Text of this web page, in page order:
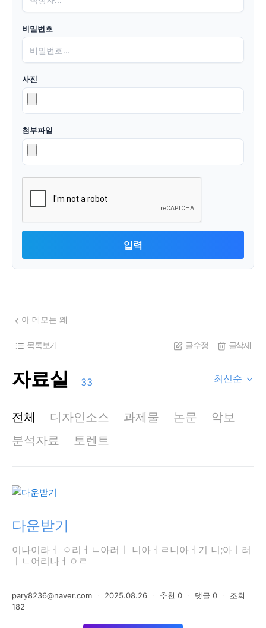
비밀번호
사진
첨부파일
아 데모는 왜
목록보기 글수정 글삭제
자료실 33 최신순
전체 디자인소스 과제물 논문
악보
분석자료
토렌트
다운받기
이나이라ㅓ ㅇ리ㅓㄴ아러ㅣ 니아ㅓㄹ니아ㅓ기 니;아ㅣ러
ㅣㄴ어리나ㅓㅇㄹ
pary8236@naver.com ㆍ 2025.08.26 ㆍ 추천 0 ㆍ 댓글 0 ㆍ
조회
182